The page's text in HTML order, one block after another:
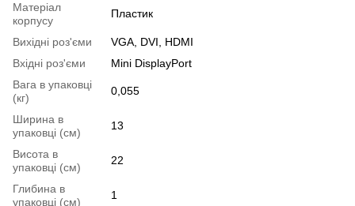
Матеріал
корпусу
Пластик
Вихідні роз'єми
VGA, DVI, HDMI
Вхідні роз'єми
Mini DisplayPort
Вага в упаковці
(кг)
0,055
Ширина в
упаковці (см)
13
Висота в
упаковці (см)
22
Глибина в
упаковці (см)
1